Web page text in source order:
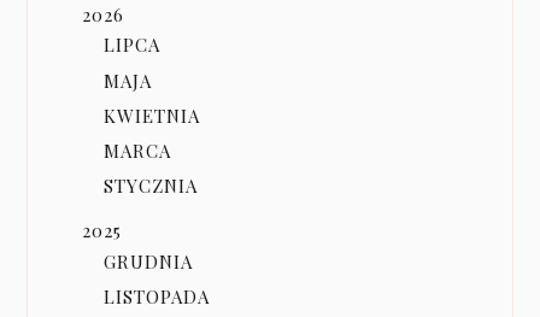
2026
LIPCA
MAJA
KWIETNIA
MARCA
STYCZNIA
2025
GRUDNIA
LISTOPADA